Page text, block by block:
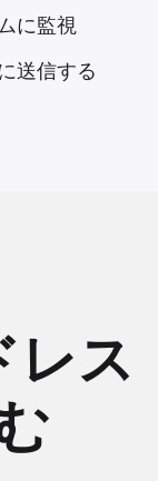
に監視
送信する
レス